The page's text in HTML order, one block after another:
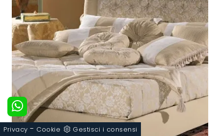
Privacy - Cookie Gestisci i consensi